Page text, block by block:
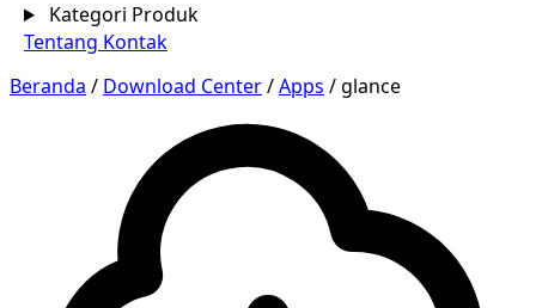
Kategori Produk
Tentang Kontak
Beranda / Download Center/Apps /glance